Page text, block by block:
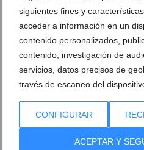
siguientes fines y
acceder a información en un
contenido personalizados,
contenido, investigación de
servicios, datos precisos de
través de escaneo del
CONFIGURAR
ACEPTAR Y